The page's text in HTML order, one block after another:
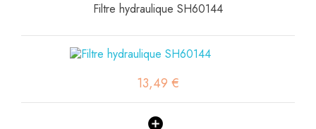
Filtre hydraulique SH60144
13,49 €